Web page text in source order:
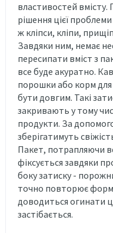
властивостей
рішення цієї
ж кліпси, кліпи,
Завдяки ним, немає
пересипати вміст з
все буде акуратно.
порошки або корм
бути довгим. Такі
закривають у тому
продукти. За
зберігатимуть
Пакет, потрапляючи
фіксується завдяки
боку затиску -
точно повторює
доводиться огинати
застібається.